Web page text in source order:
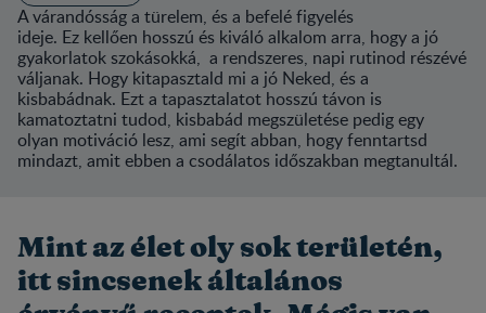
A várandósság a türelem, és a befelé figyelés
ideje. Ez kellően hosszú és kiváló alkalom arra, hogy a jó
gyakorlatok szokásokká, a rendszeres, napi rutinod részévé
váljanak. Hogy kitapasztald mi a jó Neked, és a
kisbabádnak. Ezt a tapasztalatot hosszú távon is
kamatoztatni tudod, kisbabád megszületése pedig egy
olyan motiváció lesz, ami segít abban, hogy fenntartsd
mindazt, amit ebben a csodálatos időszakban megtanultál.
Mint az élet oly sok területén,
itt sincsenek általános